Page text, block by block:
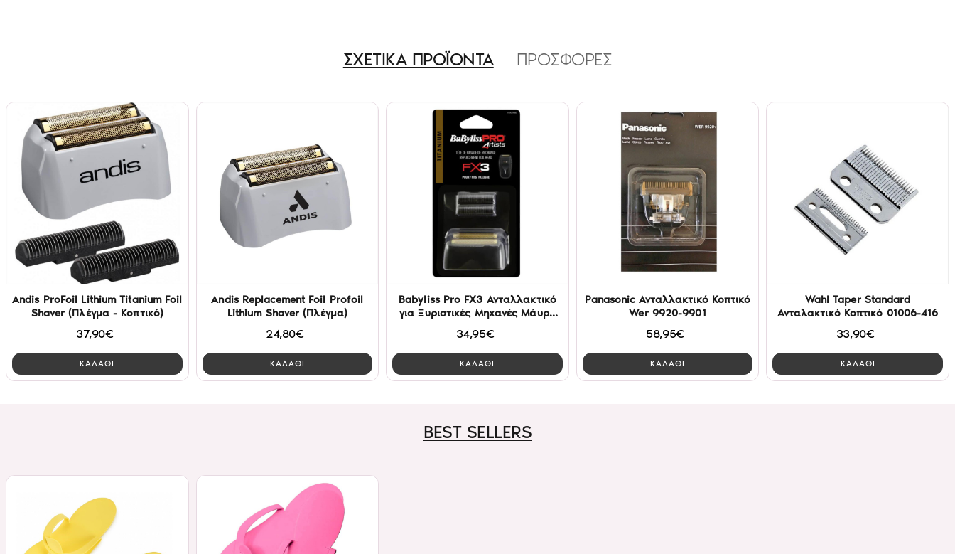
ΣΧΕΤΙΚΑ ΠΡΟΪΟΝΤΑ ΠΡΟΣΦΟΡΕΣ
Andis ProFoil Lithium Titanium Foil
Shaver (Πλέγμα - Κοπτικό)
37,90€
ΚΑΛΑΘΙ
Andis Replacement Foil Profoil
Lithium Shaver (Πλέγμα)
24,80€
ΚΑΛΑΘΙ
Babyliss Pro FX3 Ανταλλακτικό
για Ξυριστικές Μηχανές Μάυρο
34,95€
ΚΑΛΑΘΙ
Panasonic Ανταλλακτικό Κοπτικό
Wer 9920-9901
58,95€
ΚΑΛΑΘΙ
Wahl Taper Standard
Ανταλακτικό Κοπτικό 01006-416
33,90€
ΚΑΛΑΘΙ
BEST SELLERS